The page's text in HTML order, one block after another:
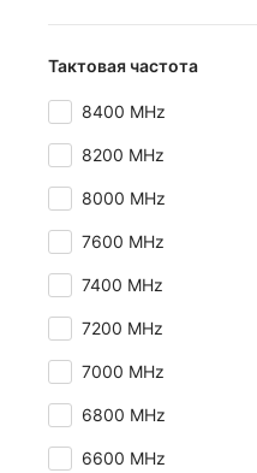
Тактовая частота
8400 MHz
8200 MHz
8000 MHz
7600 MHz
7400 MHz
7200 MHz
7000 MHz
6800 MHz
6600 MHz